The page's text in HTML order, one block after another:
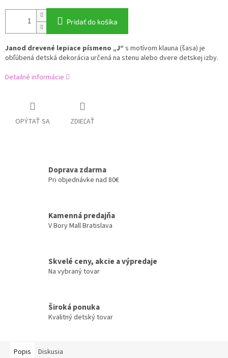
Pridať do košíka
Janod drevené lepiace písmeno „J“ s motívom klauna (šasa) je
obľúbená detská dekorácia určená na stenu alebo dvere detskej izby.
Detailné informácie
OPÝTAŤ SA ZDIEĽAŤ
Doprava zdarma
Pri objednávke nad 80€
Kamenná predajňa
V Bory Mall Bratislava
Skvelé ceny, akcie a výpredaje
Na vybraný tovar
Široká ponuka
Kvalitný detský tovar
Popis Diskusia